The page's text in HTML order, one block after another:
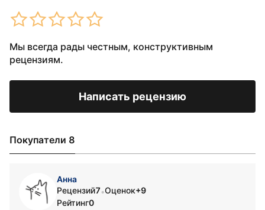
Мы всегда рады честным, конструктивным
рецензиям.
Написать рецензию
Покупатели 8
Анна
Рецензий7•Оценок+9
Рейтинг0